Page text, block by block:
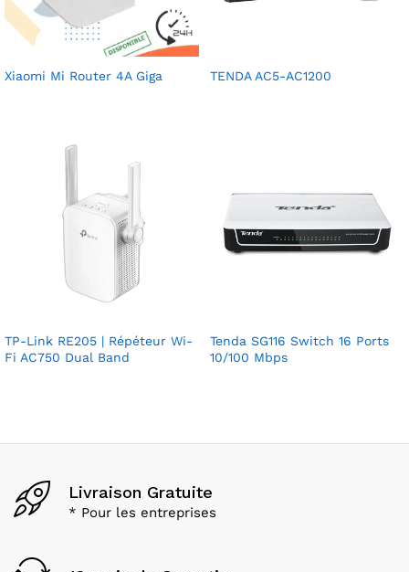
Xiaomi Mi Router 4A Giga TENDA AC5-AC1200
TP-Link RE205 | Répéteur Wi-
Fi AC750 Dual Band
Tenda SG116 Switch 16 Ports
10/100 Mbps
Livraison Gratuite
* Pour les entreprises